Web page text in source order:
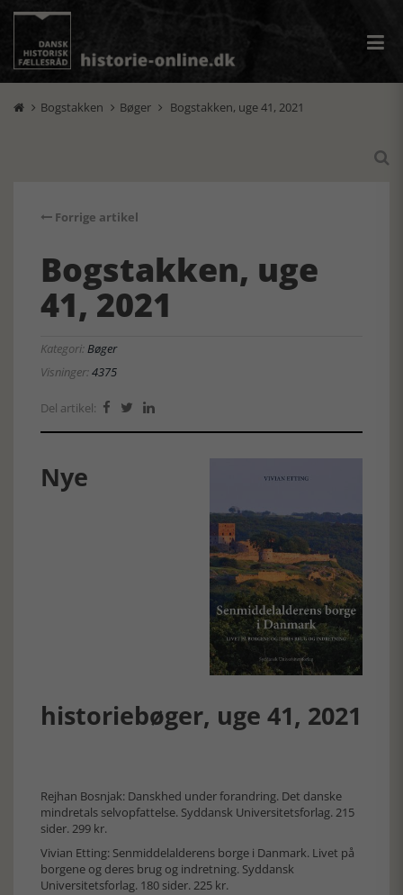
 Bogstakken  Bøger  Bogstakken, uge 41, 2021

Forrige artikel
Bogstakken, uge
41, 2021
Kategori:Bøger
Visninger:4375
Del artikel:   
Nye
historiebøger, uge 41, 2021
Rejhan Bosnjak: Danskhed under forandring. Det danske
mindretals selvopfattelse. Syddansk Universitetsforlag. 215
sider. 299 kr.
Vivian Etting: Senmiddelalderens borge i Danmark. Livet på
borgene og deres brug og indretning. Syddansk
Universitetsforlag. 180 sider. 225 kr.